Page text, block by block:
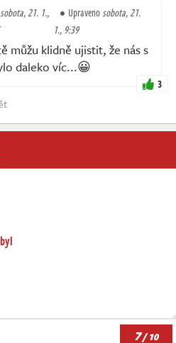
sobota, 21. 1.,
Upravenosobota, 21.
1., 9:39
můžu klidně ujistit, že nás s
daleko víc...😀
3
7/ 10